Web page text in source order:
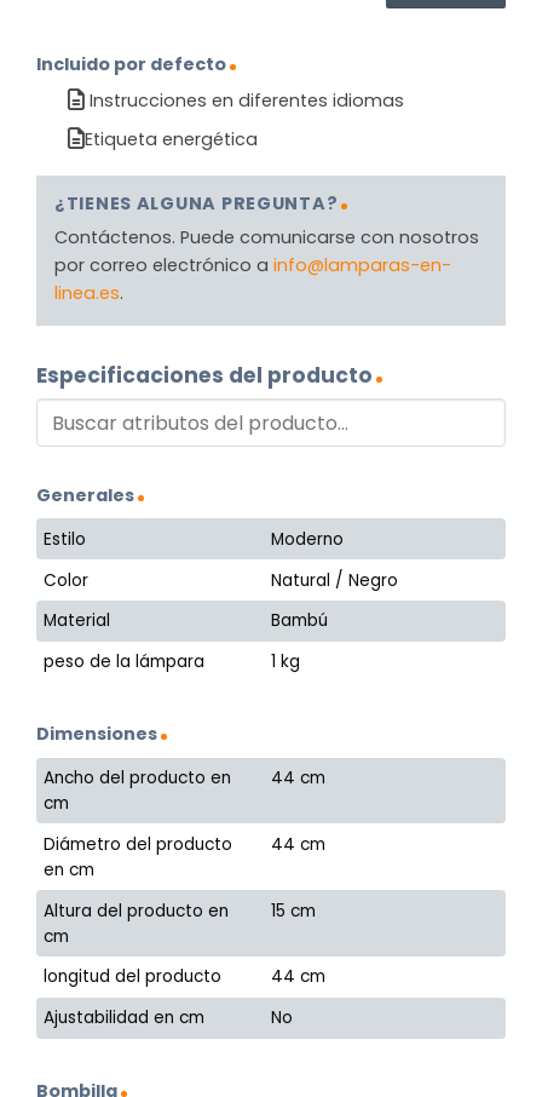
Incluido por defecto
Instrucciones en diferentes idiomas
Etiqueta energética
¿TIENES ALGUNA PREGUNTA?
Contáctenos. Puede comunicarse con nosotros
por correo electrónico a info@lamparas-en-
linea.es.
Especificaciones del producto
Generales
Estilo
Moderno
Color
Natural / Negro
Material
Bambú
peso de la lámpara
1 kg
Dimensiones
Ancho del producto en
cm
44 cm
Diámetro del producto
en cm
44 cm
Altura del producto en
cm
15 cm
longitud del producto
44 cm
Ajustabilidad en cm
No
Bombilla